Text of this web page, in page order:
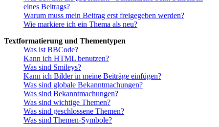
eines Beitrags?
Warum muss mein Beitrag erst freigegeben werden?
Wie markiere ich ein Thema als neu?
Textformatierung und Thementypen
Was ist BBCode?
Kann ich HTML benutzen?
Was sind Smileys?
Kann ich Bilder in meine Beiträge einfügen?
Was sind globale Bekanntmachungen?
Was sind Bekanntmachungen?
Was sind wichtige Themen?
Was sind geschlossene Themen?
Was sind Themen-Symbole?